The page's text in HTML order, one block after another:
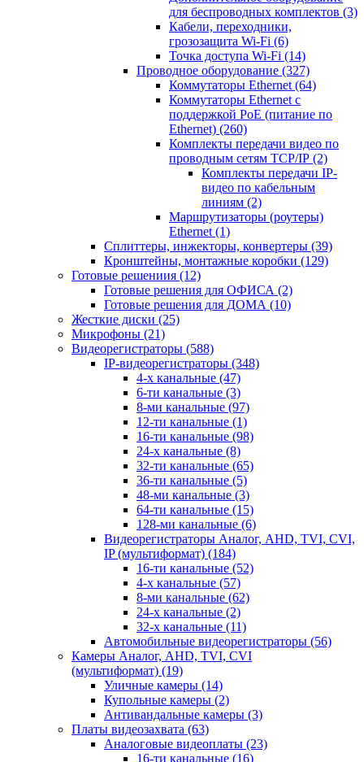
для беспроводных комплектов (3)
Кабели, переходники,
грозозащита Wi-Fi (6)
Точка доступа Wi-Fi (14)
Проводное оборудование (327)
Коммутаторы Ethernet (64)
Коммутаторы Ethernet с
поддержкой PoE (питание по
Ethernet) (260)
Комплекты передачи видео по
проводным сетям TCP/IP (2)
Комплекты передачи IP-
видео по кабельным
линиям (2)
Маршрутизаторы (роутеры)
Ethernet (1)
Сплиттеры, инжекторы, конвертеры (39)
Кронштейны, монтажные коробки (129)
Готовые решениия (12)
Готовые решения для ОФИСА (2)
Готовые решения для ДОМА (10)
Жесткие диски (25)
Микрофоны (21)
Видеорегистраторы (588)
IP-видеорегистраторы (348)
4-х канальные (47)
6-ти канальные (3)
8-ми канальные (97)
12-ти канальные (1)
16-ти канальные (98)
24-х канальные (8)
32-ти канальные (65)
36-ти канальные (5)
48-ми канальные (3)
64-ти канальные (15)
128-ми канальные (6)
Видеорегистраторы Аналог, AHD, TVI, CVI,
IP (мультиформат) (184)
16-ти канальные (52)
4-х канальные (57)
8-ми канальные (62)
24-х канальные (2)
32-х канальные (11)
Автомобильные видеорегистраторы (56)
Камеры Аналог, AHD, TVI, CVI
(мультиформат) (19)
Уличные камеры (14)
Купольные камеры (2)
Антивандальные камеры (3)
Платы видеозахвата (63)
Аналоговые видеоплаты (23)
16-ти канальные (16)